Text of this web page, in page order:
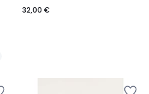
32,00 €